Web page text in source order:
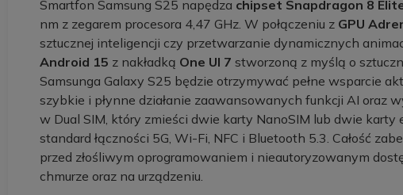
Smartfon Samsung S25 napędza chipset Snapdragon 8
nm z zegarem procesora 4,47 GHz. W połączeniu z GPU
sztucznej inteligencji czy przetwarzanie dynamicznych
Android 15 z nakładką One UI 7 stworzoną z myślą o
Samsunga Galaxy S25 będzie otrzymywać pełne wsparcie
szybkie i płynne działanie zaawansowanych funkcji AI oraz
w Dual SIM, który zmieści dwie karty NanoSIM lub dwie karty
standard łączności 5G, Wi-Fi, NFC i Bluetooth 5.3. Całość
przed złośliwym oprogramowaniem i nieautoryzowanym
chmurze oraz na urządzeniu.